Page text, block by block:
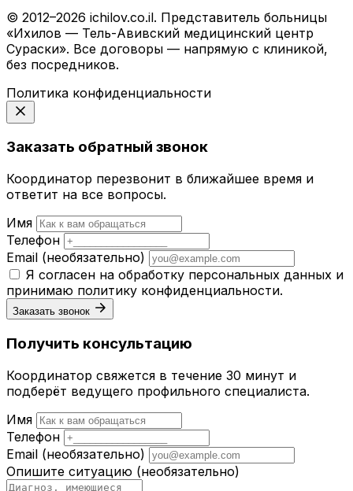
© 2012–2026 ichilov.co.il. Представитель больницы
«Ихилов — Тель-Авивский медицинский центр
Сураски». Все договоры — напрямую с клиникой,
без посредников.
Политика конфиденциальности
Заказать обратный звонок
Координатор перезвонит в ближайшее время и
ответит на все вопросы.
Имя
Телефон
Email (необязательно)
Я согласен на обработку персональных данных и
принимаю политику конфиденциальности.
Заказать звонок
Получить консультацию
Координатор свяжется в течение 30 минут и
подберёт ведущего профильного специалиста.
Имя
Телефон
Email (необязательно)
Опишите ситуацию (необязательно)